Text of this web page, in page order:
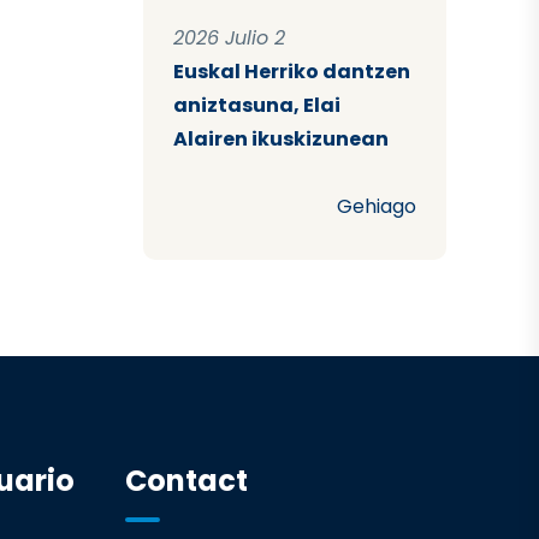
2026 Julio 2
Euskal Herriko dantzen
aniztasuna, Elai
Alairen ikuskizunean
Gehiago
Contact